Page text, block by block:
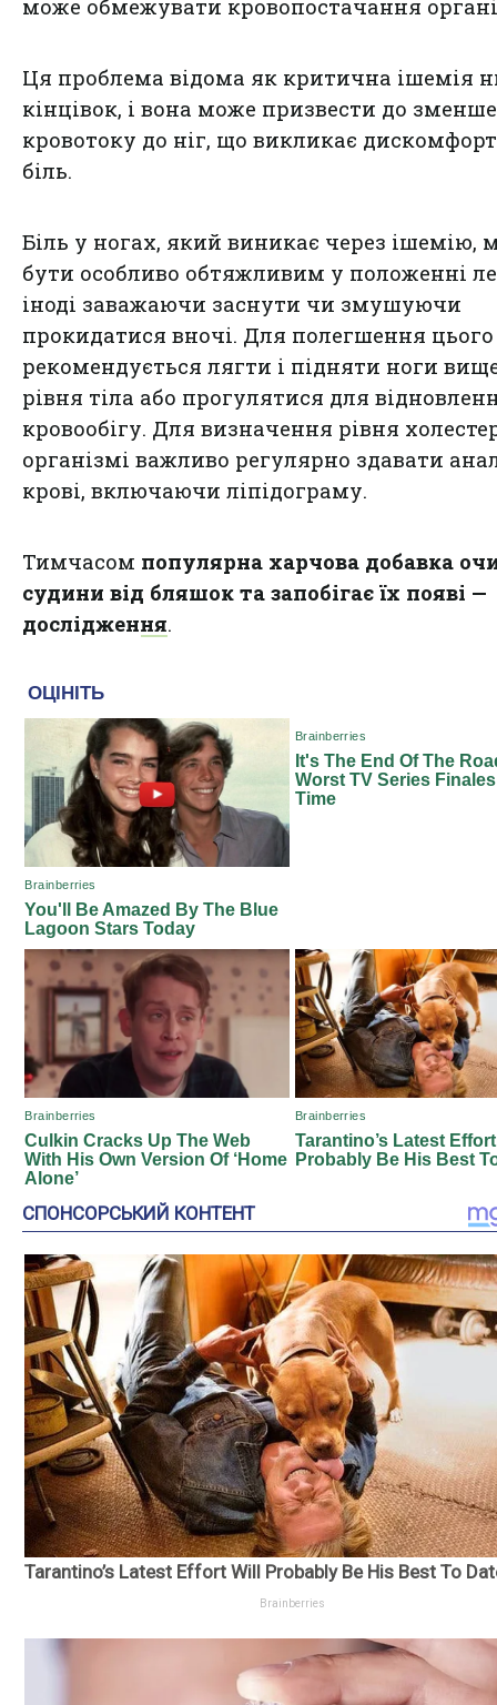
може обмежувати кровопостачання
Ця проблема відома як критична ішемія
кінцівок, і вона може призвести до
кровотоку до ніг, що викликає
біль.
Біль у ногах, який виникає через ішемію,
бути особливо обтяжливим у положенні
іноді заважаючи заснути чи змушуючи
прокидатися вночі. Для полегшення
рекомендується лягти і підняти ноги
рівня тіла або прогулятися для
кровообігу. Для визначення рівня
організмі важливо регулярно здавати
крові, включаючи ліпідограму.
Тимчасом популярна харчова добавка
судини від бляшок та запобігає їх появі —
дослідження.